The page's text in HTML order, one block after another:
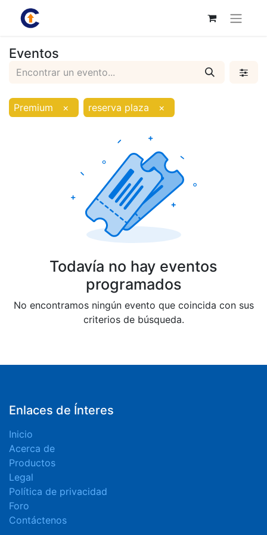
Eventos
Premium × reserva plaza ×
Todavía no hay eventos
programados
No encontramos ningún evento que coincida con sus
criterios de búsqueda.
Enlaces de Ínteres
Inicio
Acerca de
Productos
Legal
Política de privacidad
Foro
Contáctenos